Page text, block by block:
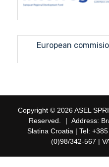
European
Copyright © 2026 ASEL
Reserved.
| Address:
Slatina Croatia | Tel:
(0)98/342-567 |